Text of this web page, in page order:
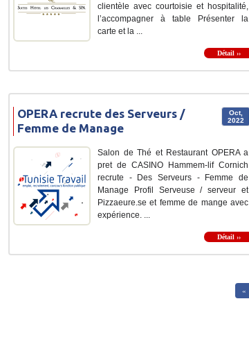
clientèle avec courtoisie et hospitalité,
l’accompagner à table Présenter la
carte et la ...
Détail ››
Oct,
2022
OPERA recrute des Serveurs /
Femme de Manage
Salon de Thé et Restaurant OPERA a
pret de CASINO Hammem-lif Cornich
recrute - Des Serveurs - Femme de
Manage Profil Serveuse / serveur et
Pizzaeure.se et femme de mange avec
expérience. ...
Détail ››
«